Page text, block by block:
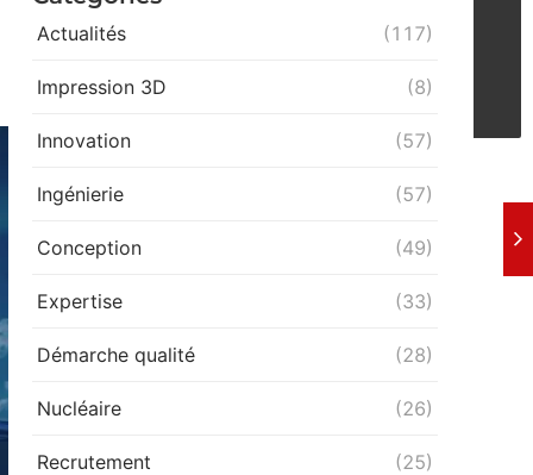
Actualités (117)
Impression 3D (8)
Innovation (57)
Ingénierie (57)
Conception (49)
Expertise (33)
Démarche qualité (28)
Nucléaire (26)
Recrutement (25)